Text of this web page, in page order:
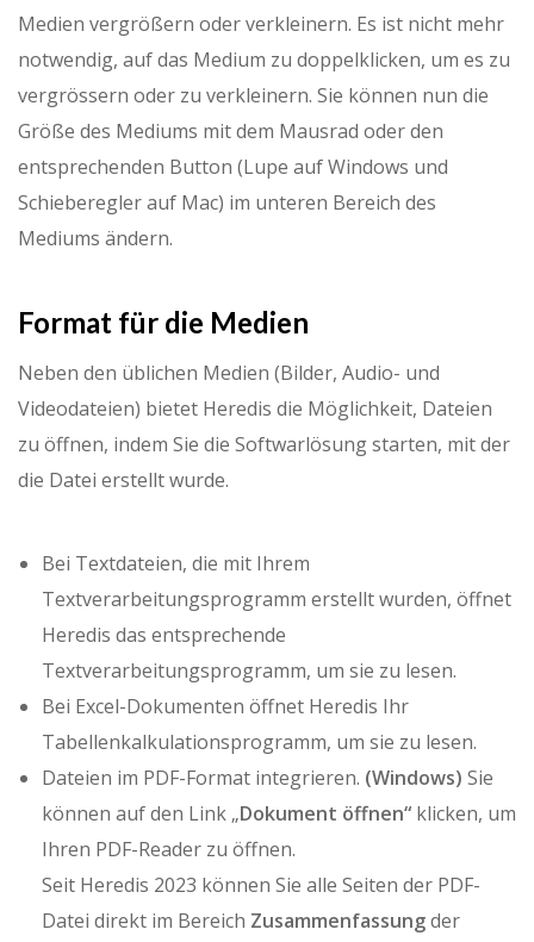
Medien vergrößern oder verkleinern. Es ist nicht mehr
notwendig, auf das Medium zu doppelklicken, um es zu
vergrössern oder zu verkleinern. Sie können nun die
Größe des Mediums mit dem Mausrad oder den
entsprechenden Button (Lupe auf Windows und
Schieberegler auf Mac) im unteren Bereich des
Mediums ändern.
Format für die Medien
Neben den üblichen Medien (Bilder, Audio- und
Videodateien) bietet Heredis die Möglichkeit, Dateien
zu öffnen, indem Sie die Softwarlösung starten, mit der
die Datei erstellt wurde.
Bei Textdateien, die mit Ihrem
Textverarbeitungsprogramm erstellt wurden, öffnet
Heredis das entsprechende
Textverarbeitungsprogramm, um sie zu lesen.
Bei Excel-Dokumenten öffnet Heredis Ihr
Tabellenkalkulationsprogramm, um sie zu lesen.
Dateien im PDF-Format integrieren. (Windows) Sie
können auf den Link „Dokument öffnen“ klicken, um
Ihren PDF-Reader zu öffnen.
Seit Heredis 2023 können Sie alle Seiten der PDF-
Datei direkt im Bereich Zusammenfassungder